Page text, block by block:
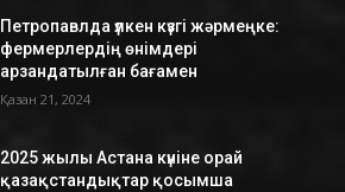
Петропавлда үлкен күзгі жәрмеңке:
фермерлердің өнімдері
арзандатылған бағамен
Қазан 21, 2024
2025 жылы Астана күніне орай
қазақстандықтар қосымша